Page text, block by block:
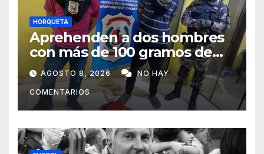
HORQUETA
Aprehenden a dos hombres
con más de 100 gramos de
supuesta marihuana en
Horqueta
AGOSTO 8, 2026 NO HAY
COMENTARIOS